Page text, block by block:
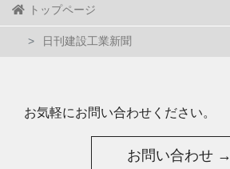
トップページ
日刊建設工業新聞
お気軽にお問い合わせください。
お問い合わせ →